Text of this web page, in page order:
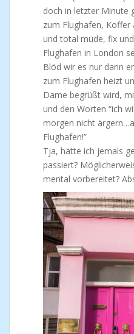
doch in letzter Minute
zum Flughafen, Koffer
und total müde, fix
Flughafen in London
Blöd wir es nur dann
zum Flughafen heizt
Dame begrüßt wird,
und den Worten “ich
morgen nicht
Flughafen!”
Tja, hätte ich jemals
passiert?
mental vorbereitet?